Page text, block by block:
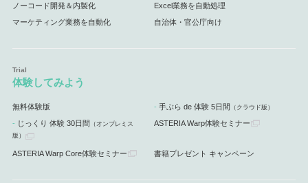
ノーコード開発＆内製化 Excel業務を自動処理
マーケティング業務を自動化 自治体・官公庁向け
体験してみよう
無料体験版 手ぶら de 体験 5日間 （クラウド版）
じっくり 体験 30日間 （オンプレミス
版）
ASTERIA Warp体験セミナー
ASTERIA Warp Core体験セミナー 書籍プレゼント キャンペーン